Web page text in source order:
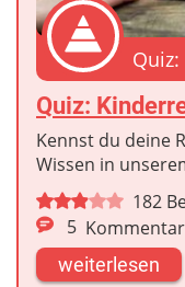
Quiz:
Kennst du deine
Wissen in
182
5
weiterlesen